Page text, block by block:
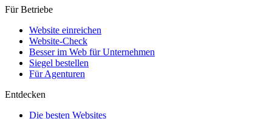
Für Betriebe
Website einreichen
Website-Check
Besser im Web für Unternehmen
Siegel bestellen
Für Agenturen
Entdecken
Die besten Websites